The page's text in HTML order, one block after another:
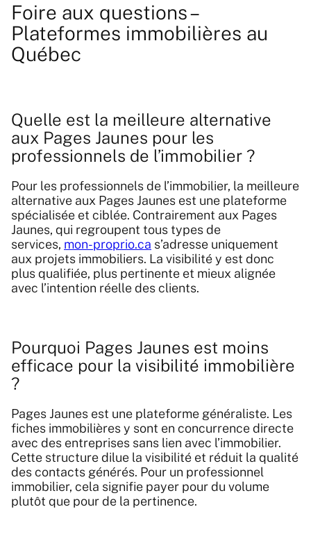
Foire aux questions –
Plateformes immobilières au
Québec
Quelle est la meilleure alternative
aux Pages Jaunes pour les
professionnels de l’immobilier ?
Pour les professionnels de l’immobilier, la meilleure
alternative aux Pages Jaunes est une plateforme
spécialisée et ciblée. Contrairement aux Pages
Jaunes, qui regroupent tous types de
services, mon-proprio.ca s’adresse uniquement
aux projets immobiliers. La visibilité y est donc
plus qualifiée, plus pertinente et mieux alignée
avec l’intention réelle des clients.
Pourquoi Pages Jaunes est moins
efficace pour la visibilité immobilière
?
Pages Jaunes est une plateforme généraliste. Les
fiches immobilières y sont en concurrence directe
avec des entreprises sans lien avec l’immobilier.
Cette structure dilue la visibilité et réduit la qualité
des contacts générés. Pour un professionnel
immobilier, cela signifie payer pour du volume
plutôt que pour de la pertinence.